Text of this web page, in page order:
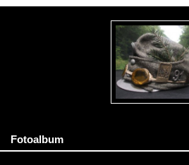
Fotoalbum